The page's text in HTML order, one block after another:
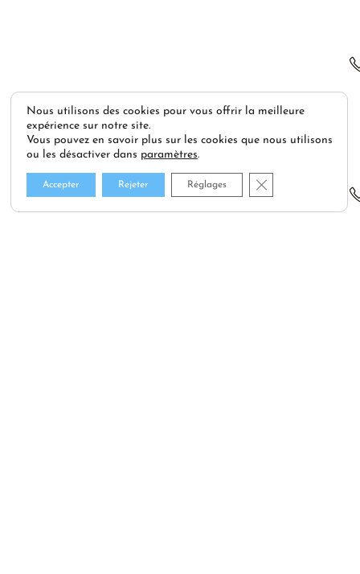
Nous utilisons des cookies pour vous offrir la meilleure
expérience sur notre site.
Vous pouvez en savoir plus sur les cookies que nous utilisons
ou les désactiver dans paramètres.
Accepter Rejeter Réglages Fermer la bannière